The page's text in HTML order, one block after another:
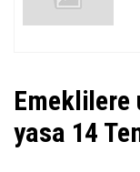
Emeklilere
yasa 14